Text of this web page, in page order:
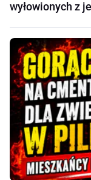
wyłowionych z